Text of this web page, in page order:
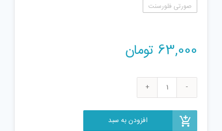
صورتی فلورسنت
63,000 تومان
اسباب
عروسکیافزودن به سبد